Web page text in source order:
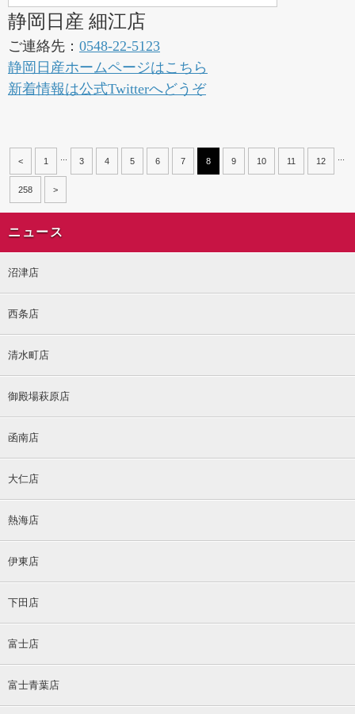
静岡日産 細江店
ご連絡先： 0548-22-5123
静岡日産ホームページはこちら
新着情報は公式Twitterへどうぞ
< 1 3 4 5 6 7 8 9 10 11 12
258 >
ニュース
沼津店
西条店
清水町店
御殿場萩原店
函南店
大仁店
熱海店
伊東店
下田店
富士店
富士青葉店